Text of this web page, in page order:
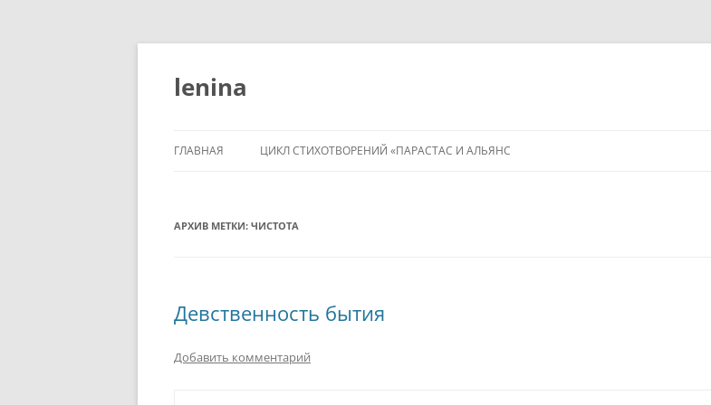
Перейти
содержимому
lenina
ГЛАВНАЯ ЦИКЛ СТИХОТВОРЕНИЙ «ПАРАСТАС И АЛЬЯНС
АРХИВ МЕТКИ: ЧИСТОТА
Девственность бытия
Добавить комментарий